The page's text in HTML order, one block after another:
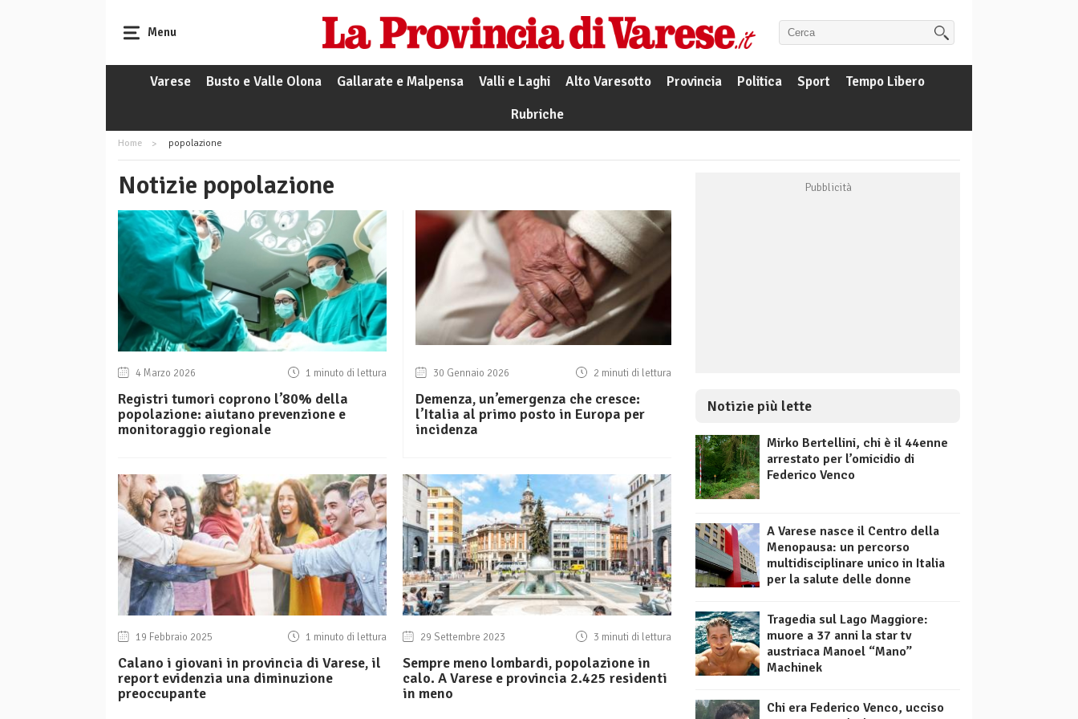
Menu
Varese Busto e Valle Olona Gallarate e Malpensa Valli e Laghi Alto Varesotto Provincia Politica Sport
Tempo Libero
Rubriche
Home popolazione
Notizie popolazione
4 Marzo 2026 1 minuto di lettura
Registri tumori coprono l’80% della
popolazione: aiutano prevenzione e
monitoraggio regionale
30 Gennaio 2026 2 minuti di lettura
Demenza, un’emergenza che cresce:
l’Italia al primo posto in Europa per
incidenza
19 Febbraio 2025 1 minuto di lettura
Calano i giovani in provincia di Varese, il
report evidenzia una diminuzione
preoccupante
29 Settembre 2023 3 minuti di lettura
Sempre meno lombardi, popolazione in
calo. A Varese e provincia 2.425 residenti
in meno
Notizie più lette
Mirko Bertellini, chi è il 44enne
arrestato per l’omicidio di
Federico Venco
A Varese nasce il Centro della
Menopausa: un percorso
multidisciplinare unico in Italia
per la salute delle donne
Tragedia sul Lago Maggiore:
muore a 37 anni la star tv
austriaca Manoel “Mano”
Machinek
Chi era Federico Venco, ucciso